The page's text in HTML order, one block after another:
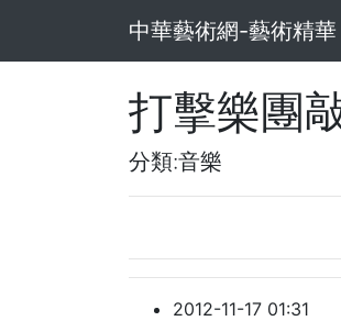
中華藝術網-藝術精華
打擊樂團
分類:音樂
2012-11-17 01:31